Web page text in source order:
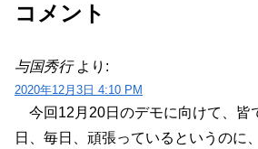
コメント
与国秀行 より:
2020年12月3日 4:10 PM
今回12月20日のデモに向けて、皆
日、毎日、頑張っているというのに